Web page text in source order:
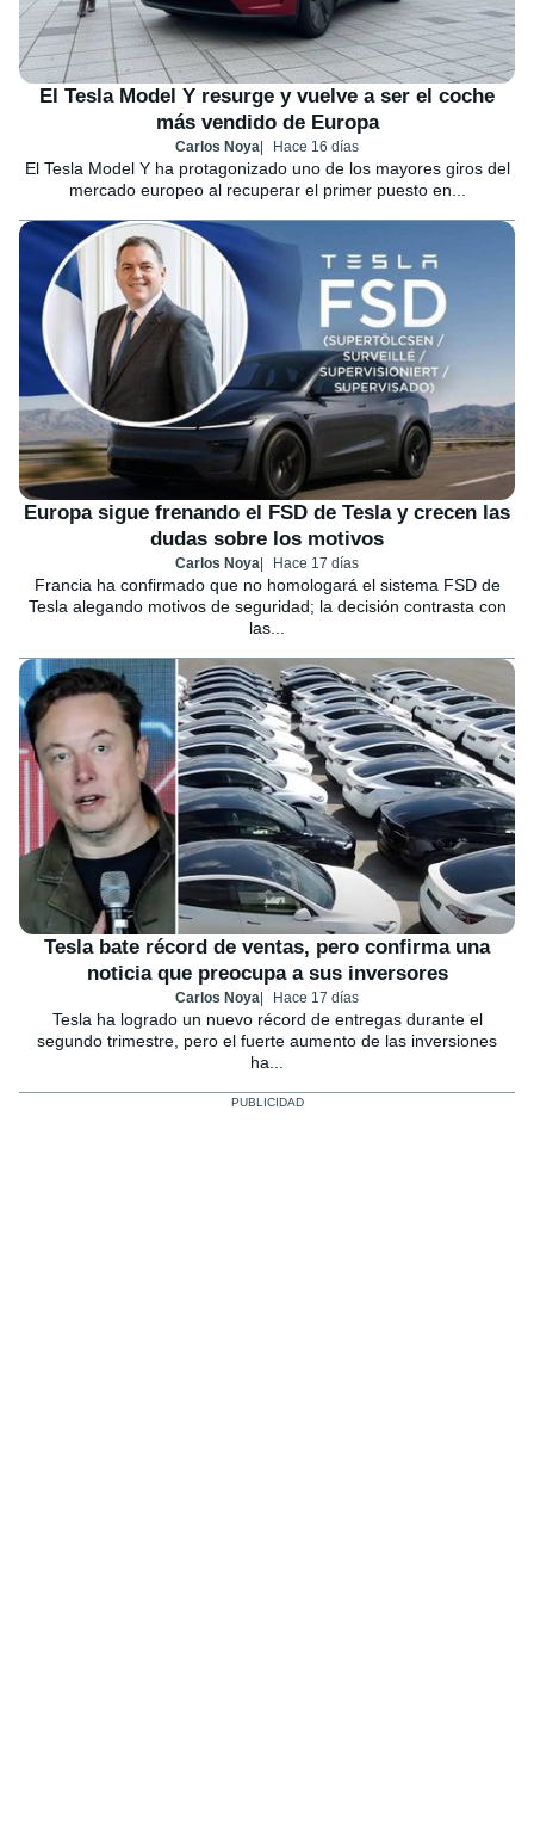
El Tesla Model Y resurge y vuelve a ser el coche
más vendido de Europa
Carlos Noya Hace 16 días
El Tesla Model Y ha protagonizado uno de los mayores giros del
mercado europeo al recuperar el primer puesto en...
Europa sigue frenando el FSD de Tesla y crecen las
dudas sobre los motivos
Carlos Noya Hace 17 días
Francia ha confirmado que no homologará el sistema FSD de
Tesla alegando motivos de seguridad; la decisión contrasta con
las...
Tesla bate récord de ventas, pero confirma una
noticia que preocupa a sus inversores
Carlos Noya Hace 17 días
Tesla ha logrado un nuevo récord de entregas durante el
segundo trimestre, pero el fuerte aumento de las inversiones
ha...